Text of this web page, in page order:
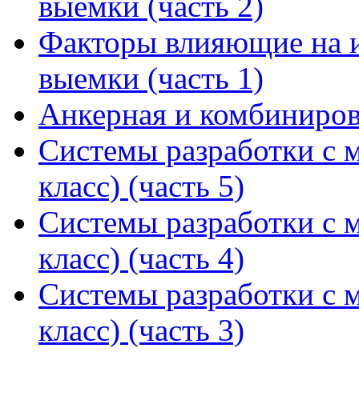
Факторы влияющие на
выемки (часть 1)
Анкерная и
Системы разработки с
класс) (часть 5)
Системы разработки с
класс) (часть 4)
Системы разработки с
класс) (часть 3)